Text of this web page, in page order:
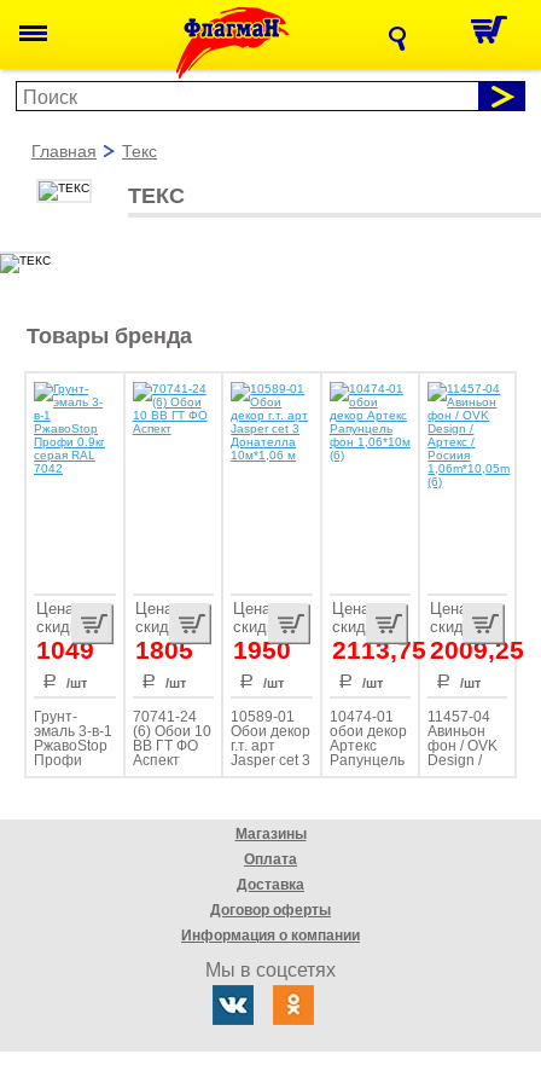
главная текс
ТЕКС
Товары бренда
Цена со
скидкой
1049
/шт
Грунт-
эмаль 3-в-1
РжавоStop
Профи
Цена со
скидкой
1805
/шт
70741-24
(6) Обои 10
ВВ ГТ ФО
Аспект
Цена со
скидкой
1950
/шт
10589-01
Обои декор
г.т. арт
Jasper cet 3
Цена со
скидкой
2113,75
/шт
10474-01
обои декор
Артекс
Рапунцель
Цена со
скидкой
2009,25
/шт
11457-04
Авиньон
фон / OVK
Design /
(6)
Магазины
Оплата
Доставка
Договор оферты
Информация о компании
Мы в соцсетях